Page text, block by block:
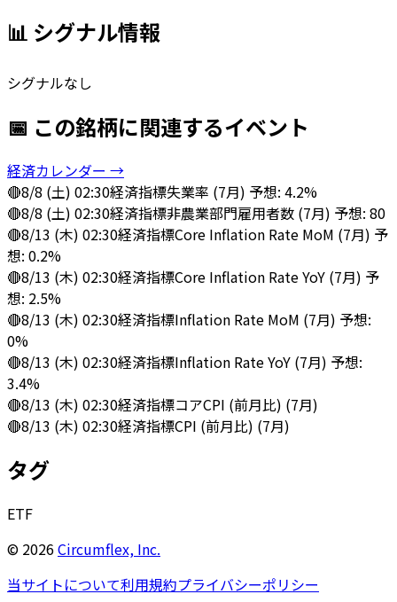
📊 シグナル情報
シグナルなし
📅 この銘柄に関連するイベント
経済カレンダー →
🔴8/8 (土) 02:30経済指標失業率 (7月) 予想: 4.2%
🔴8/8 (土) 02:30経済指標非農業部門雇用者数 (7月) 予想: 80
🔴8/13 (木) 02:30経済指標Core Inflation Rate MoM (7月) 予
想: 0.2%
🔴8/13 (木) 02:30経済指標Core Inflation Rate YoY (7月) 予
想: 2.5%
🔴8/13 (木) 02:30経済指標Inflation Rate MoM (7月) 予想:
0%
🔴8/13 (木) 02:30経済指標Inflation Rate YoY (7月) 予想:
3.4%
🔴8/13 (木) 02:30経済指標コアCPI (前月比) (7月)
🔴8/13 (木) 02:30経済指標CPI (前月比) (7月)
タグ
ETF
© 2026Circumflex, Inc.
当サイトについて利用規約プライバシーポリシー